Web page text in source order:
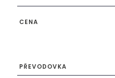
CENA
PŘEVODOVKA